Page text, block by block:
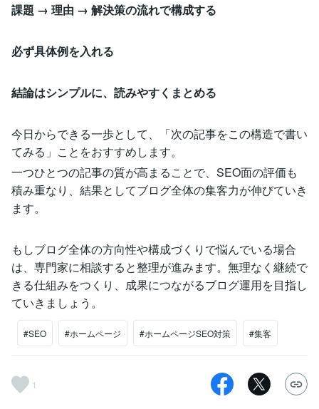
課題 → 理由 → 解決策の流れで構成する
必ず具体例を入れる
結論はシンプルに、読みやすくまとめる
今日からできる一歩として、「次の記事をこの構造で書い
てみる」ことをおすすめします。
一つひとつの記事の質が高まることで、SEO面の評価も
積み重なり、結果としてブログ全体の集客力が伸びていき
ます。
もしブログ全体の方向性や構成づくりで悩んでいる場合
は、専門家に相談すると整理が進みます。無理なく継続で
きる仕組みをつくり、成果につながるブログ運用を目指し
ていきましょう。
#SEO #ホームページ #ホームページSEO対策 #集客
1